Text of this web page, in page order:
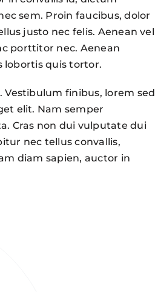
sem. Proin faucibus, dolor
justo nec felis. Aenean vel
porttitor nec. Aenean
lobortis quis tortor.
Vestibulum finibus, lorem sed
elit. Nam semper
Cras non dui vulputate dui
nec tellus convallis,
diam sapien, auctor in